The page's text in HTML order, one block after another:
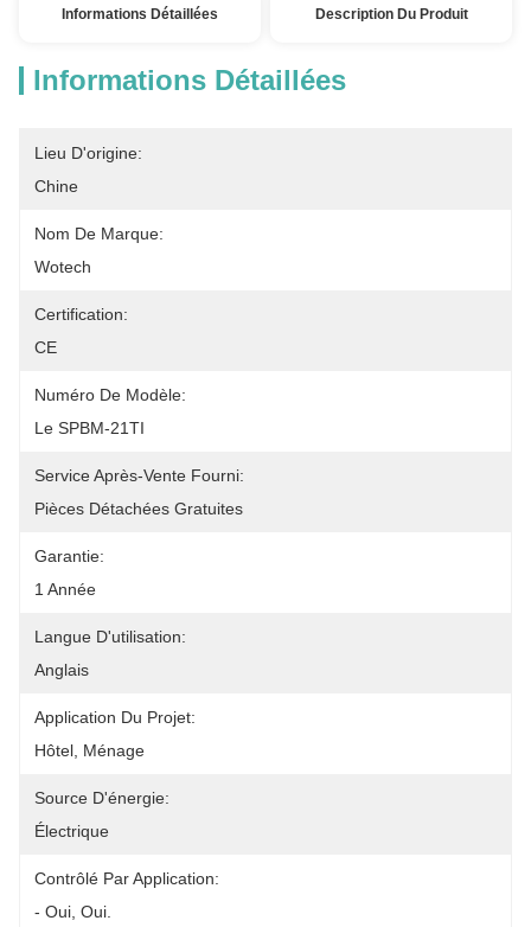
Informations Détaillées Description Du Produit
Informations Détaillées
Lieu D'origine:
Chine
Nom De Marque:
Wotech
Certification:
CE
Numéro De Modèle:
Le SPBM-21TI
Service Après-Vente Fourni:
Pièces Détachées Gratuites
Garantie:
1 Année
Langue D'utilisation:
Anglais
Application Du Projet:
Hôtel, Ménage
Source D'énergie:
Électrique
Contrôlé Par Application:
- Oui, Oui.